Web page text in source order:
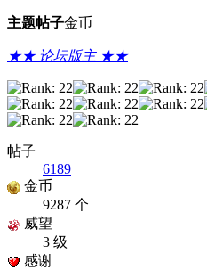
主题帖子金币
★★ 论坛版主 ★★
帖子
6189
金币
9287 个
威望
3 级
感谢